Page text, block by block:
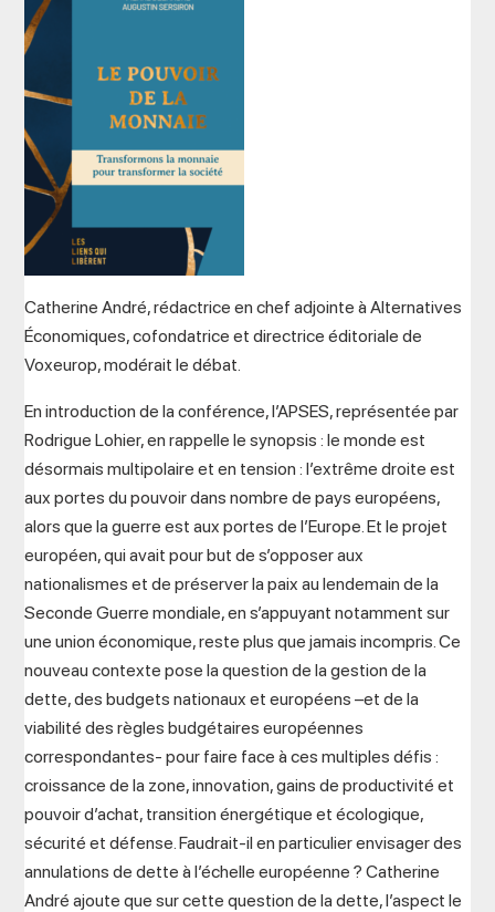
Catherine André, rédactrice en chef adjointe à Alternatives
Économiques, cofondatrice et directrice éditoriale de
Voxeurop, modérait le débat.
En introduction de la conférence, l’APSES, représentée par
Rodrigue Lohier, en rappelle le synopsis : le monde est
désormais multipolaire et en tension : l’extrême droite est
aux portes du pouvoir dans nombre de pays européens,
alors que la guerre est aux portes de l’Europe. Et le projet
européen, qui avait pour but de s’opposer aux
nationalismes et de préserver la paix au lendemain de la
Seconde Guerre mondiale, en s’appuyant notamment sur
une union économique, reste plus que jamais incompris. Ce
nouveau contexte pose la question de la gestion de la
dette, des budgets nationaux et européens –et de la
viabilité des règles budgétaires européennes
correspondantes- pour faire face à ces multiples défis :
croissance de la zone, innovation, gains de productivité et
pouvoir d’achat, transition énergétique et écologique,
sécurité et défense. Faudrait-il en particulier envisager des
annulations de dette à l’échelle européenne ? Catherine
André ajoute que sur cette question de la dette, l’aspect le